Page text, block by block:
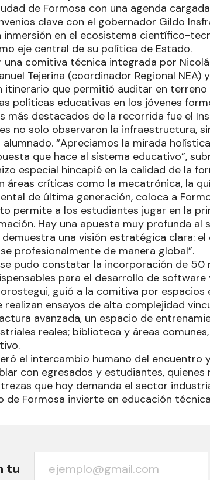
de Formosa con una agenda
clave con el gobernador Gildo
en el ecosistema científico-
eje central de su política de Estado.
una comitiva técnica integrada por
Tejerina (coordinador Regional NEA)
itinerario que permitió auditar en terreno
políticas educativas en los jóvenes
más destacados de la recorrida fue el
no solo observaron la infraestructura,
“Apreciamos la mirada
que hace al sistema educativo”,
especial hincapié en la calidad de la
áreas críticas como la mecatrónica, la
de última generación, coloca a
permite a los estudiantes jugar en la
Hay una apuesta muy profunda al
una visión estratégica clara:
profesionalmente de manera global”.
pudo constatar la incorporación de 50
para el desarrollo de
guió a la comitiva por
realizan ensayos de alta complejidad
avanzada, un espacio de
reales; biblioteca y áreas
el intercambio humano del encuentro
con egresados y estudiantes,
que hoy demanda el sector
de Formosa invierte en educación
tu